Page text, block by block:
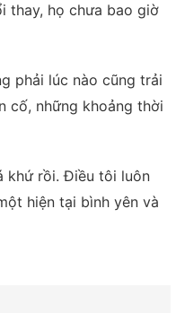
thay, họ chưa bao giờ
phải lúc nào cũng trải
cố, những khoảng thời
khứ rồi. Điều tôi luôn
hiện tại bình yên và